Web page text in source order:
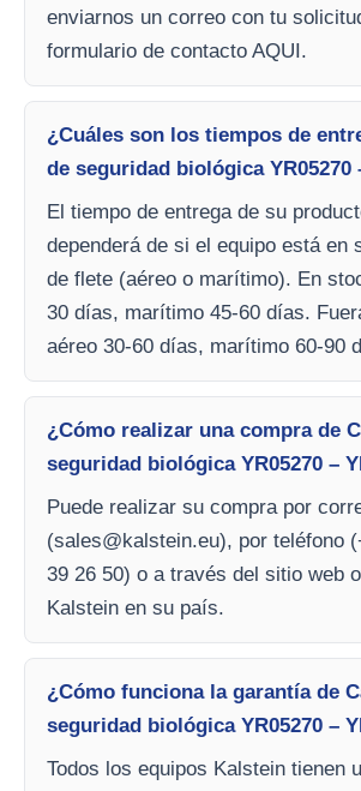
enviarnos un correo con tu
formulario de contacto AQUI.
¿Cuáles son los tiempos de
de seguridad biológica YR05270
El tiempo de entrega de su
dependerá de si el equipo está en
de flete (aéreo o marítimo). En
30 días, marítimo 45-60 días.
aéreo 30-60 días, marítimo 60-90
¿Cómo realizar una compra de
seguridad biológica YR05270 –
Puede realizar su compra por
(sales@kalstein.eu), por teléfono
39 26 50) o a través del sitio web
Kalstein en su país.
¿Cómo funciona la garantía de
seguridad biológica YR05270 –
Todos los equipos Kalstein tienen